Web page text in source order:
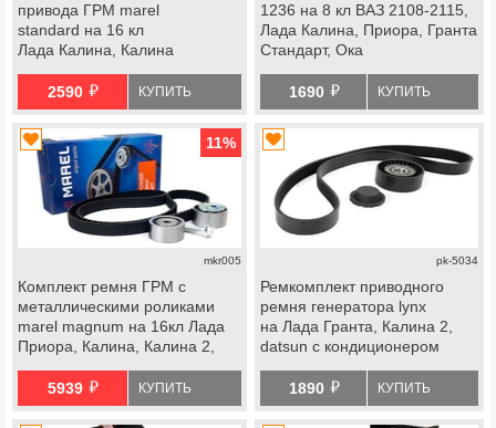
привода ГРМ marel
standard на 16 кл
Лада Калина, Калина
Ларгус, Ларгус fl, Веста, Икс
Рей, datsun
2590 й КУПИТЬ
1236 на 8 кл ВАЗ 2108-2115,
Лада Калина, Приора, Гранта
Стандарт, Ока
1690 й КУПИТЬ
11%
mkr005
Комплект ремня ГРМ с
металлическими роликами
marel magnum на 16кл Лада
Приора, Калина, Калина 2,
Рей, Ларгус, Ларгус fl, datsun
5939 й КУПИТЬ
pk-5034
Ремкомплект приводного
ремня генератора lynx
на Лада Гранта, Калина 2,
datsun с кондиционером
1890 й КУПИТЬ